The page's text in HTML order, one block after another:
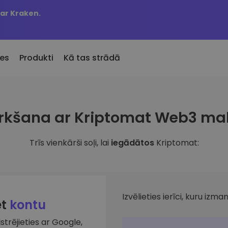
Kraken.
Pievienotie
Kriptomat pievienotie žetoni
būtu nopircis 100 €
Produkti
KriptoEarn
Nopelniet atlīdzību par savu
Seifs
Jūsu
Viedas
Kā tas strādā
ar Kriptomat Web3
Trīs vienkārši soļi, lai iegādātos Kriptomat:
kontu
ar Google,
Izvēlieties ierīci, kuru